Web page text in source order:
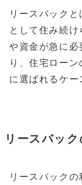
リースバック
として住み続
や資金が急に必
り、住宅ロー
に選ばれるケー
リースバッ
リースバック